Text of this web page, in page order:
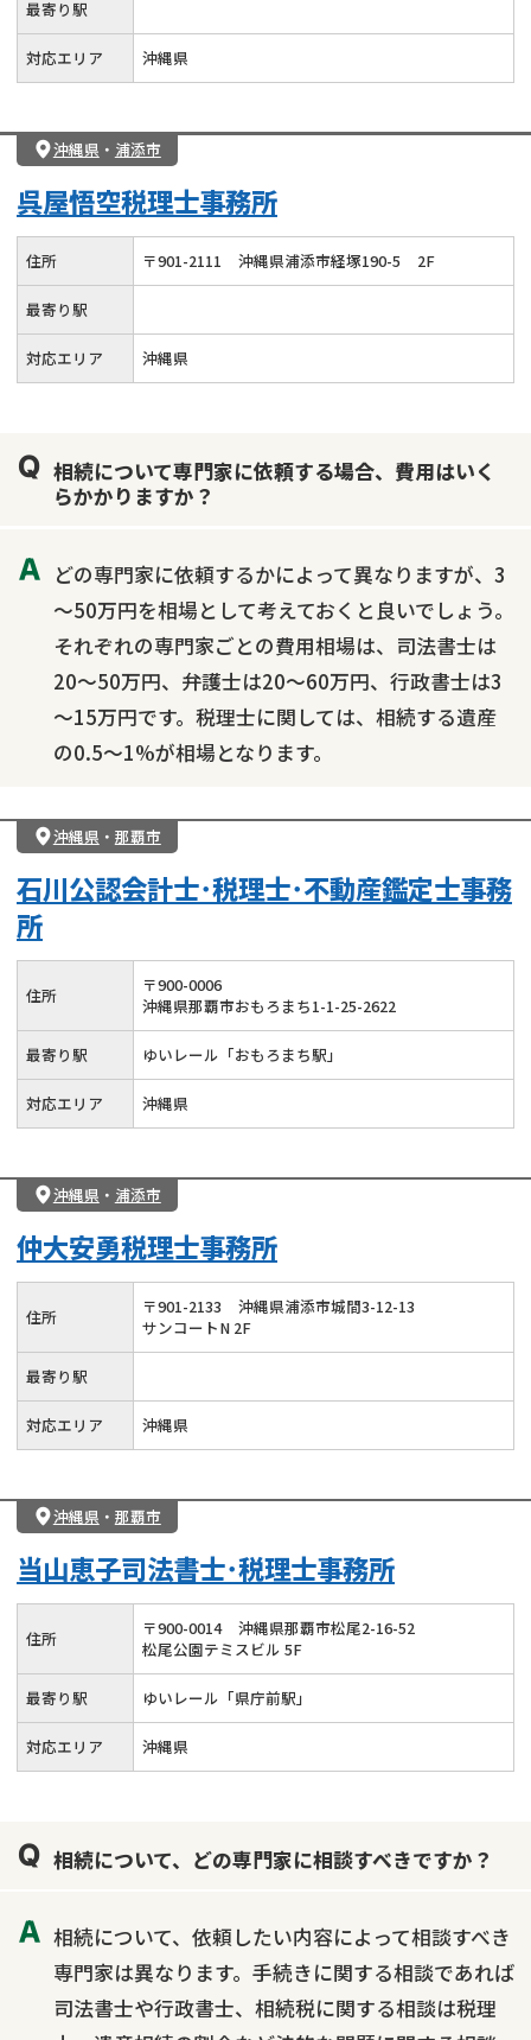
最寄り駅
対応エリア 沖縄県
沖縄県 ・ 浦添市
呉屋悟空税理士事務所
住所 〒901-2111 沖縄県浦添市経塚190-5 2F
最寄り駅
対応エリア 沖縄県
相続について専門家に依頼する場合、費用はいく
らかかりますか？
どの専門家に依頼するかによって異なりますが、3
～50万円を相場として考えておくと良いでしょう。
それぞれの専門家ごとの費用相場は、司法書士は
20～50万円、弁護士は20～60万円、行政書士は3
～15万円です。税理士に関しては、相続する遺産
の0.5～1%が相場となります。
沖縄県 ・ 那覇市
石川公認会計士･税理士･不動産鑑定士事務
所
住所 〒900-0006
沖縄県那覇市おもろまち1-1-25-2622
最寄り駅 ゆいレール「おもろまち駅」
対応エリア 沖縄県
沖縄県 ・ 浦添市
仲大安勇税理士事務所
住所 〒901-2133
沖縄県浦添市城間3-12-13
サンコートN 2F
最寄り駅
対応エリア 沖縄県
沖縄県 ・ 那覇市
当山恵子司法書士･税理士事務所
住所 〒900-0014
沖縄県那覇市松尾2-16-52
松尾公園テミスビル 5F
最寄り駅 ゆいレール「県庁前駅」
対応エリア 沖縄県
相続について、どの専門家に相談すべきですか？
相続について、依頼したい内容によって相談すべき
専門家は異なります。手続きに関する相談であれば
司法書士や行政書士、相続税に関する相談は税理